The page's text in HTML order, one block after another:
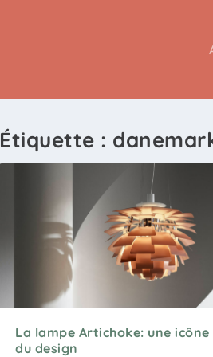
Étiquette :
La lampe Artichoke: une icône
du design